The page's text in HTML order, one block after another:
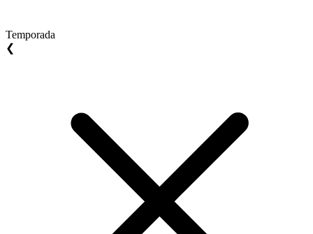
Temporada
❮